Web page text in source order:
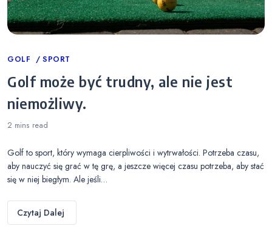
Categories
GOLF SPORT
Golf może być trudny, ale nie jest
niemożliwy.
2 mins read
Golf to sport, który wymaga cierpliwości i wytrwałości. Potrzeba czasu,
aby nauczyć się grać w tę grę, a jeszcze więcej czasu potrzeba, aby stać
się w niej biegłym. Ale jeśli…
Czytaj Dalej